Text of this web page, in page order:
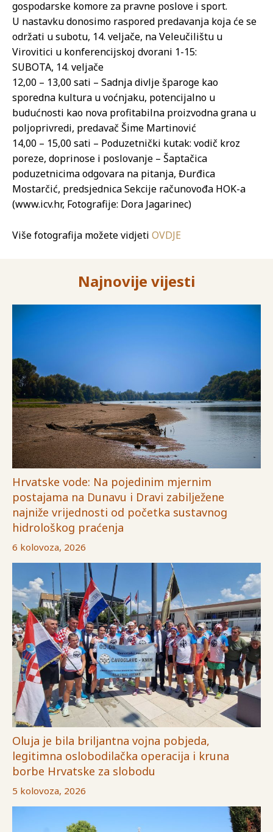
gospodarske komore za pravne poslove i sport.
U nastavku donosimo raspored predavanja koja će se
održati u subotu, 14. veljače, na Veleučilištu u
Virovitici u konferencijskoj dvorani 1-15:
SUBOTA, 14. veljače
12,00 – 13,00 sati – Sadnja divlje šparoge kao
sporedna kultura u voćnjaku, potencijalno u
budućnosti kao nova profitabilna proizvodna grana u
poljoprivredi, predavač Šime Martinović
14,00 – 15,00 sati – Poduzetnički kutak: vodič kroz
poreze, doprinose i poslovanje – Šaptačica
poduzetnicima odgovara na pitanja, Đurđica
Mostarčić, predsjednica Sekcije računovođa HOK-a
(www.icv.hr, Fotografije: Dora Jagarinec)
Više fotografija možete vidjeti OVDJE
Najnovije vijesti
Hrvatske vode: Na pojedinim mjernim
postajama na Dunavu i Dravi zabilježene
najniže vrijednosti od početka sustavnog
hidrološkog praćenja
6 kolovoza, 2026
Oluja je bila briljantna vojna pobjeda,
legitimna oslobodilačka operacija i kruna
borbe Hrvatske za slobodu
5 kolovoza, 2026